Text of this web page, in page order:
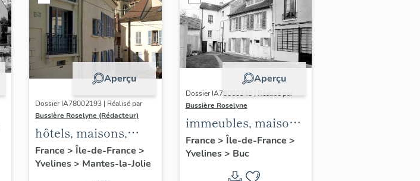
Aperçu
Dossier IA78002193 | Réalisé par
Bussière Roselyne (Rédacteur)
hôtels, maisons,
immeubles
France > Île-de-France >
Yvelines> Mantes-la-Jolie
Aperçu
Dossier IA78000345 | Réalisé par
Bussière Roselyne
immeubles, maisons,
fermes
France > Île-de-France >
Yvelines> Buc